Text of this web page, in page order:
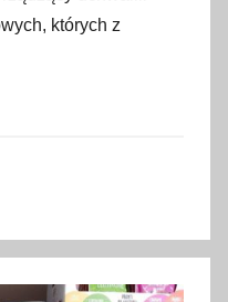
których z